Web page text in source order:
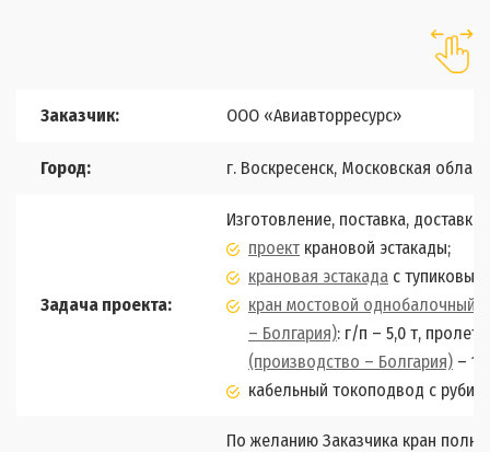
Заказчик: ООО «Авиавторресурс»
Город: г. Воскресенск, Московская
Задача проекта:
Изготовление, поставка,
проект крановой эстакады;
крановая эстакада с
кран мостовой однобалочный
– Болгария): г/п – 5,0 т, пролет
(производство – Болгария) – 1
кабельный токоподвод с
По желанию Заказчика кран